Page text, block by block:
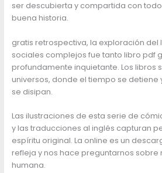
ser descubierta y compartida con
buena historia.
gratis retrospectiva, la exploración
sociales complejos fue tanto libro pdf
profundamente inquietante. Los libros
universos, donde el tiempo se detiene
se disipan.
Las ilustraciones de esta serie de
y las traducciones al inglés capturan
espíritu original. La online es un
refleja y nos hace preguntarnos sobre
humana.